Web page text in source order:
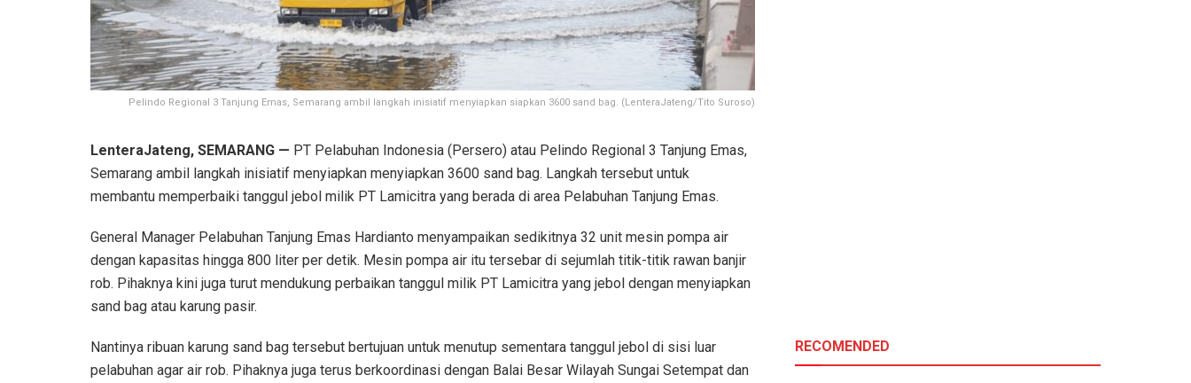
Pelindo Regional 3 Tanjung Emas, Semarang ambil langkah inisiatif menyiapkan siapkan 3600 sand bag. (LenteraJateng/Tito Suroso)
LenteraJateng, SEMARANG — PT Pelabuhan Indonesia (Persero) atau Pelindo Regional 3 Tanjung Emas,
Semarang ambil langkah inisiatif menyiapkan menyiapkan 3600 sand bag. Langkah tersebut untuk
membantu memperbaiki tanggul jebol milik PT Lamicitra yang berada di area Pelabuhan Tanjung Emas.
General Manager Pelabuhan Tanjung Emas Hardianto menyampaikan sedikitnya 32 unit mesin pompa air
dengan kapasitas hingga 800 liter per detik. Mesin pompa air itu tersebar di sejumlah titik-titik rawan banjir
rob. Pihaknya kini juga turut mendukung perbaikan tanggul milik PT Lamicitra yang jebol dengan menyiapkan
sand bag atau karung pasir.
Nantinya ribuan karung sand bag tersebut bertujuan untuk menutup sementara tanggul jebol di sisi luar
pelabuhan agar air rob. Pihaknya juga terus berkoordinasi dengan Balai Besar Wilayah Sungai Setempat dan
RECOMENDED